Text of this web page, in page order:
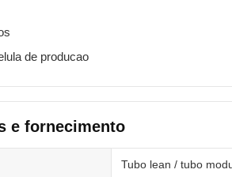
de producao
e fornecimento
Tubo lean / tubo